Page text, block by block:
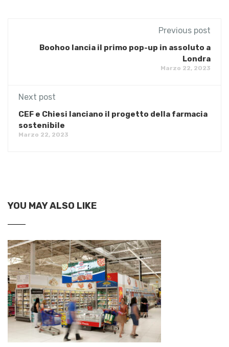
Previous post
Boohoo lancia il primo pop-up in assoluto a
Londra
Marzo 22, 2023
Next post
CEF e Chiesi lanciano il progetto della farmacia
sostenibile
Marzo 22, 2023
YOU MAY ALSO LIKE